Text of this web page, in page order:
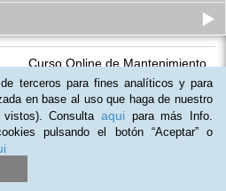
Curso Online de Mantenimiento
General de Edificios y Viviendas
Plazas limitadas
€ 79€
terceros para fines analíticos y para
en base al uso que haga de nuestro
Consulta aqui para más Info.
pulsando el botón “Aceptar” o